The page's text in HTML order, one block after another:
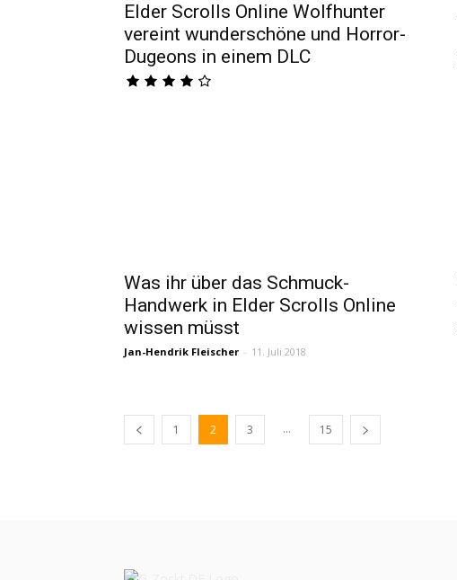
Elder Scrolls Online Wolfhunter
vereint wunderschöne und Horror-
Dugeons in einem DLC
Was ihr über das Schmuck-
Handwerk in Elder Scrolls Online
wissen müsst
Jan-Hendrik Fleischer - 11. Juli 2018
1 2 3 ... 15